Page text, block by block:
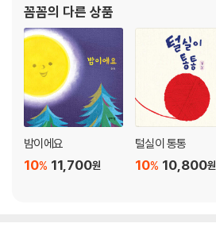
꼼꼼의 다른 상품
밤이에요
11,700원
10%
털실이 통통
10,800원
10%